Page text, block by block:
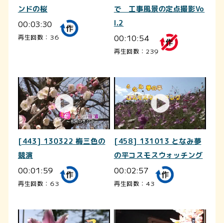
ンドの桜
00:03:30
再生回数：36
で 工事風景の定点撮影Vo
l.2
00:10:54
再生回数：239
[443] 130322 梅三色の
競演
00:01:59
再生回数：63
[458] 131013 となみ夢
の平コスモスウォッチング
00:02:57
再生回数：43